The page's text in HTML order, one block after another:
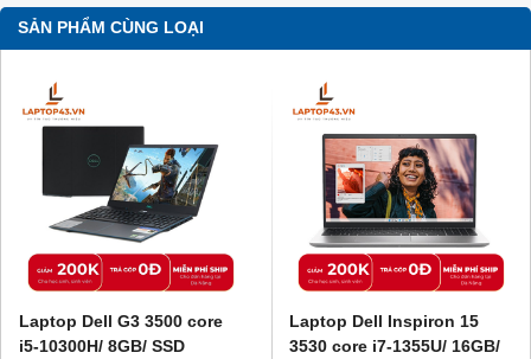
SẢN PHẨM CÙNG LOẠI
Laptop Dell G3 3500 core
i5-10300H/ 8GB/ SSD
Laptop Dell Inspiron 15
3530 core i7-1355U/ 16GB/